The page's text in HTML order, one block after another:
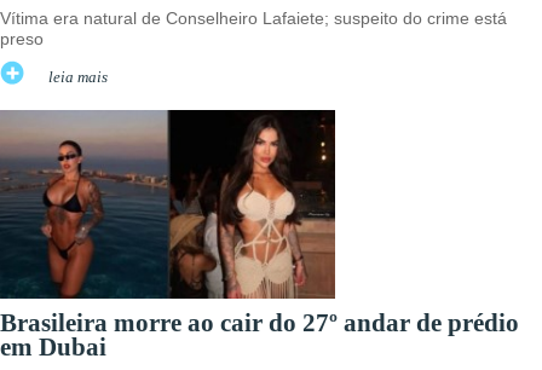
Vítima era natural de Conselheiro Lafaiete; suspeito do crime está
preso
leia mais
Brasileira morre ao cair do 27º andar de prédio
em Dubai